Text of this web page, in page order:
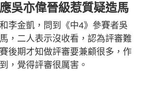
吳亦偉晉級惹質疑造馬
李金凱，問到《中4》參賽者吳
，二人表示沒收看，認為評審難
後期才知做評審要兼顧很多，作
，覺得評審很厲害。